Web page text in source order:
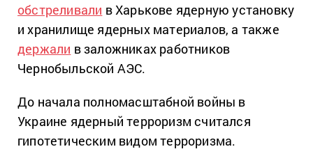
обстреливали в Харькове ядерную установку
и хранилище ядерных материалов, а также
держали в заложниках работников
Чернобыльской АЭС.
До начала полномасштабной войны в
Украине ядерный терроризм считался
гипотетическим видом терроризма.